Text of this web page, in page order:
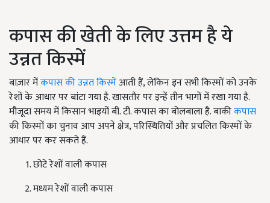
कपास की खेती के लिए उत्तम है ये
उन्नत किस्में
बाज़ार मेंकपास की उन्नत किस्मेंआती हैं, लेकिन इन सभी किस्मों को उनके
रेशों के आधार पर बांटा गया है. खासतौर पर इन्हें तीन भागों में रखा गया है.
मौजूदा समय में किसान भाइयों बी. टी. कपास का बोलबाला है. बाकीकपास
की किस्मों का चुनाव आप अपने क्षेत्र, परिस्थितियों और प्रचलित किस्मों के
आधार पर कर सकते हैं.
छोटे रेशों वाली कपास
मध्यम रेशों वाली कपास